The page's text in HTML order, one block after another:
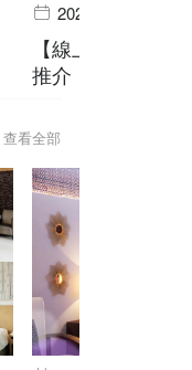
2024-06-19
【線上預訂】山
推介
查看全部